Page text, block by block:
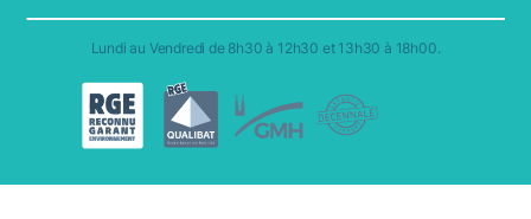
Lundi au Vendredi de 8h30 à 12h30 et 13h30 à 18h00.